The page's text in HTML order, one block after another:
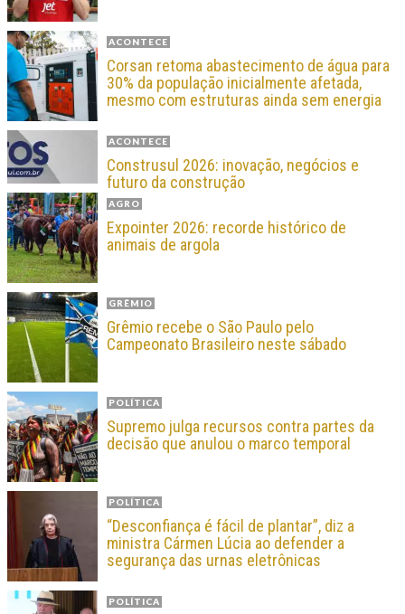
ACONTECE
Corsan retoma abastecimento de água para
30% da população inicialmente afetada,
mesmo com estruturas ainda sem energia
ACONTECE
Construsul 2026: inovação, negócios e
futuro da construção
AGRO
Expointer 2026: recorde histórico de
animais de argola
GRÊMIO
Grêmio recebe o São Paulo pelo
Campeonato Brasileiro neste sábado
POLÍTICA
Supremo julga recursos contra partes da
decisão que anulou o marco temporal
POLÍTICA
“Desconfiança é fácil de plantar”, diz a
ministra Cármen Lúcia ao defender a
segurança das urnas eletrônicas
POLÍTICA